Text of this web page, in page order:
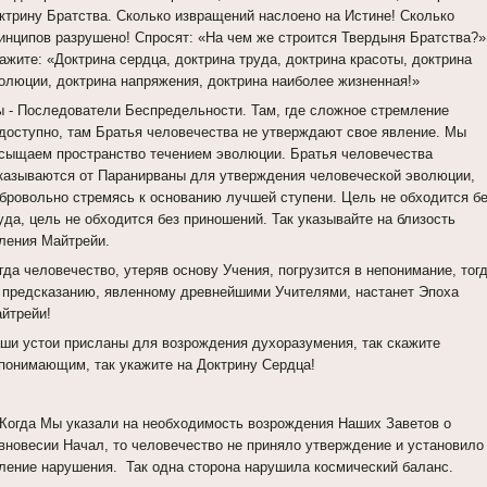
Братства. Сколько извращений наслоено на Истине! Сколько
разрушено! Спросят: «На чем же строится Твердыня Братства?»
«Доктрина сердца, доктрина труда, доктрина красоты, доктрина
доктрина напряжения, доктрина наиболее жизненная!»
Последователи Беспредельности. Там, где сложное стремление
там Братья человечества не утверждают свое явление. Мы
пространство течением эволюции. Братья человечества
от Паранирваны для утверждения человеческой эволюции,
стремясь к основанию лучшей ступени. Цель не обходится
цель не обходится без приношений. Так указывайте на близость
Майтрейи.
человечество, утеряв основу Учения, погрузится в непонимание,
явленному древнейшими Учителями, настанет Эпоха
устои присланы для возрождения духоразумения, так скажите
так укажите на Доктрину Сердца!
Мы указали на необходимость возрождения Наших Заветов о
Начал, то человечество не приняло утверждение и установило
нарушения. Так одна сторона нарушила космический баланс.